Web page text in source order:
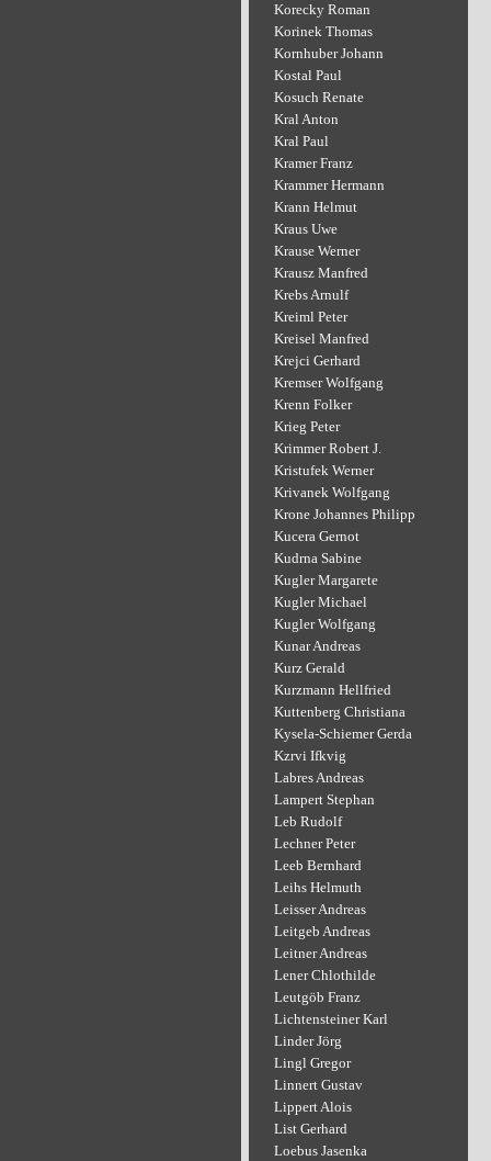
Korecky Roman
Korinek Thomas
Kornhuber Johann
Kostal Paul
Kosuch Renate
Kral Anton
Kral Paul
Kramer Franz
Krammer Hermann
Krann Helmut
Kraus Uwe
Krause Werner
Krausz Manfred
Krebs Arnulf
Kreiml Peter
Kreisel Manfred
Krejci Gerhard
Kremser Wolfgang
Krenn Folker
Krieg Peter
Krimmer Robert J.
Kristufek Werner
Krivanek Wolfgang
Krone Johannes Philipp
Kucera Gernot
Kudrna Sabine
Kugler Margarete
Kugler Michael
Kugler Wolfgang
Kunar Andreas
Kurz Gerald
Kurzmann Hellfried
Kuttenberg Christiana
Kysela-Schiemer Gerda
Kzrvi Ifkvig
Labres Andreas
Lampert Stephan
Leb Rudolf
Lechner Peter
Leeb Bernhard
Leihs Helmuth
Leisser Andreas
Leitgeb Andreas
Leitner Andreas
Lener Chlothilde
Leutgöb Franz
Lichtensteiner Karl
Linder Jörg
Lingl Gregor
Linnert Gustav
Lippert Alois
List Gerhard
Loebus Jasenka